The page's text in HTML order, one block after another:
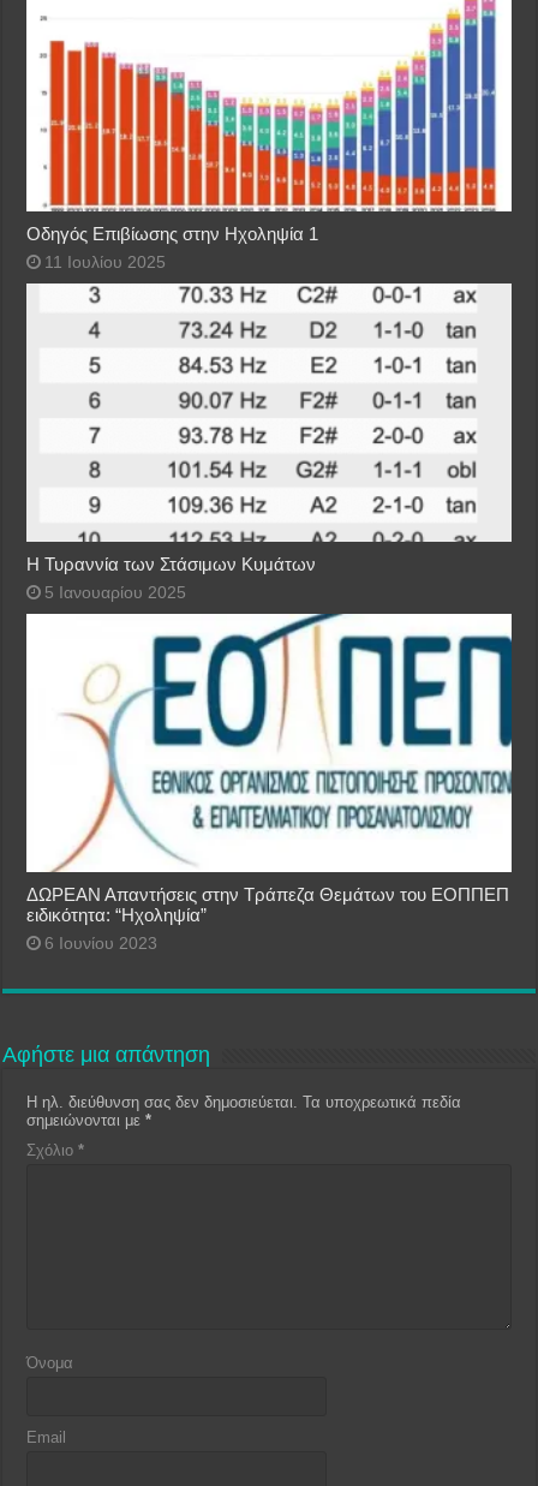
Οδηγός Επιβίωσης στην Ηχοληψία 1
11 Ιουλίου 2025
Η Τυραννία των Στάσιμων Κυμάτων
5 Ιανουαρίου 2025
ΔΩΡΕΑΝ Απαντήσεις στην Τράπεζα Θεμάτων του ΕΟΠΠΕΠ
ειδικότητα: “Ηχοληψία”
6 Ιουνίου 2023
Αφήστε μια απάντηση
Η ηλ. διεύθυνση σας δεν δημοσιεύεται.
Τα υποχρεωτικά πεδία
σημειώνονται με*
Σχόλιο*
Όνομα
Email